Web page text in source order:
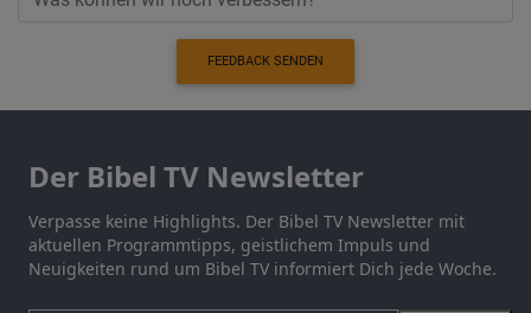
FEEDBACK SENDEN
Der Bibel TV Newsletter
Verpasse keine Highlights. Der Bibel TV Newsletter mit
aktuellen Programmtipps, geistlichem Impuls und
Neuigkeiten rund um Bibel TV informiert Dich jede Woche.